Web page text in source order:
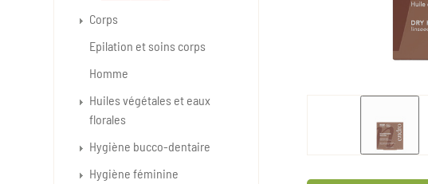
Corps
Epilation et soins corps
Homme
Huiles végétales et eaux
florales
Hygiène bucco-dentaire
Hygiène féminine